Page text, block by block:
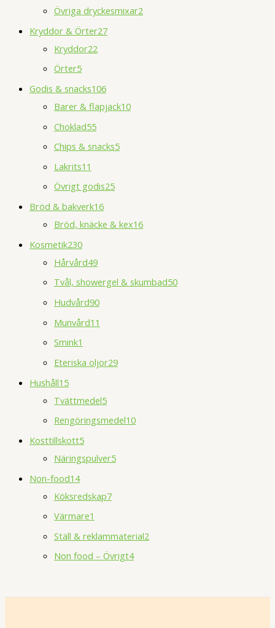
Övriga dryckesmixar2
Kryddor & Örter27
Kryddor22
Örter5
Godis & snacks106
Barer & flapjack10
Choklad55
Chips & snacks5
Lakrits11
Övrigt godis25
Bröd & bakverk16
Bröd, knäcke & kex16
Kosmetik230
Hårvård49
Tvål, showergel & skumbad50
Hudvård90
Munvård11
Smink1
Eteriska oljor29
Hushåll15
Tvättmedel5
Rengöringsmedel10
Kosttillskott5
Näringspulver5
Non-food14
Köksredskap7
Värmare1
Ställ & reklammaterial2
Non food – Övrigt4